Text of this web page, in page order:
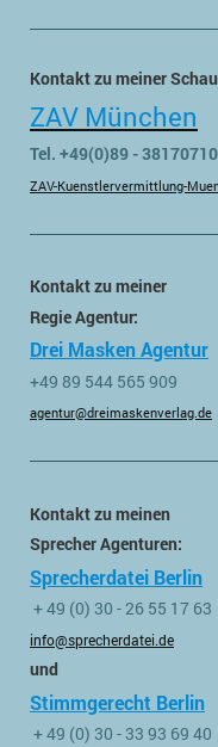
Kontakt zu meiner
ZAV München
Tel. +49(0)89 -
ZAV-Kuenstlervermittlung-
Kontakt zu meiner
Regie Agentur:
Drei Masken Agentur
+49 89 544 565 909
agentur@dreimaskenverlag.de
Kontakt zu meinen
Sprecher Agenturen:
Sprecherdatei Berlin
+ 49 (0) 30 - 26 55 17 63
info@sprecherdatei.de
und
Stimmgerecht Berlin
+ 49 (0) 30 - 33 93 69 40